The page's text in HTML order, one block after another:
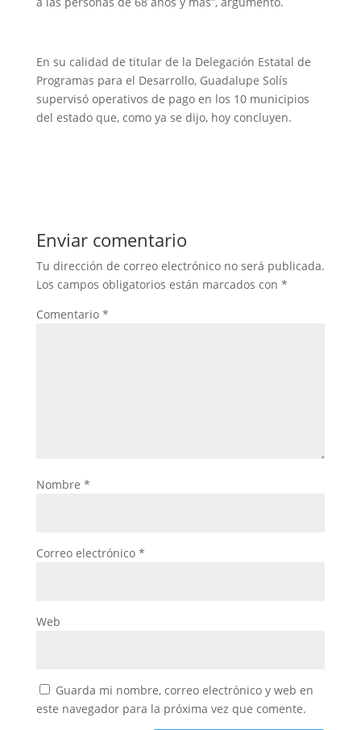
En su calidad de titular de la Delegación Estatal de
Programas para el Desarrollo, Guadalupe Solís
supervisó operativos de pago en los 10 municipios
del estado que, como ya se dijo, hoy concluyen.
Enviar comentario
Tu dirección de correo electrónico no será publicada.
Los campos obligatorios están marcados con *
Comentario *
Nombre *
Correo electrónico *
Web
Guarda mi nombre, correo electrónico y web en
este navegador para la próxima vez que comente.